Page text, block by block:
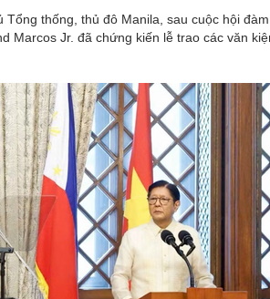
thống, thủ đô Manila, sau cuộc hội
Marcos Jr. đã chứng kiến lễ trao các văn